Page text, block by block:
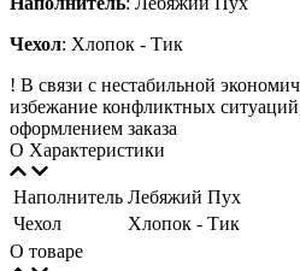
Чехол: Хлопок - Тик
! В связи с нестабильной
избежание конфликтных
оформлением заказа
О Характеристики
Наполнитель Лебяжий Пух
Чехол
Хлопок - Тик
О товаре